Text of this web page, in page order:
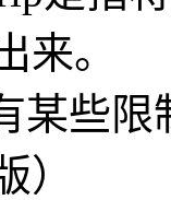
来。
某些
）